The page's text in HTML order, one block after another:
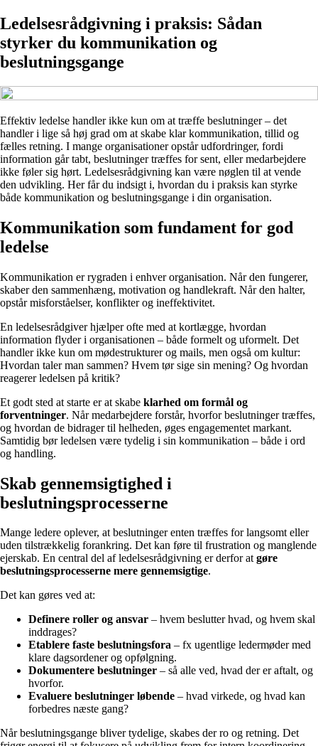
Ledelsesrådgivning i praksis: Sådan
styrker du kommunikation og
beslutningsgange
Effektiv ledelse handler ikke kun om at træffe beslutninger – det
handler i lige så høj grad om at skabe klar kommunikation, tillid og
fælles retning. I mange organisationer opstår udfordringer, fordi
information går tabt, beslutninger træffes for sent, eller medarbejdere
ikke føler sig hørt. Ledelsesrådgivning kan være nøglen til at vende
den udvikling. Her får du indsigt i, hvordan du i praksis kan styrke
både kommunikation og beslutningsgange i din organisation.
Kommunikation som fundament for god
ledelse
Kommunikation er rygraden i enhver organisation. Når den fungerer,
skaber den sammenhæng, motivation og handlekraft. Når den halter,
opstår misforståelser, konflikter og ineffektivitet.
En ledelsesrådgiver hjælper ofte med at kortlægge, hvordan
information flyder i organisationen – både formelt og uformelt. Det
handler ikke kun om mødestrukturer og mails, men også om kultur:
Hvordan taler man sammen? Hvem tør sige sin mening? Og hvordan
reagerer ledelsen på kritik?
Et godt sted at starte er at skabe klarhed om formål og
forventninger. Når medarbejdere forstår, hvorfor beslutninger træffes,
og hvordan de bidrager til helheden, øges engagementet markant.
Samtidig bør ledelsen være tydelig i sin kommunikation – både i ord
og handling.
Skab gennemsigtighed i
beslutningsprocesserne
Mange ledere oplever, at beslutninger enten træffes for langsomt eller
uden tilstrækkelig forankring. Det kan føre til frustration og manglende
ejerskab. En central del af ledelsesrådgivning er derfor atgøre
beslutningsprocesserne mere gennemsigtige.
Det kan gøres ved at:
Definere roller og ansvar – hvem beslutter hvad, og hvem skal
inddrages?
Etablere faste beslutningsfora – fx ugentlige ledermøder med
klare dagsordener og opfølgning.
Dokumentere beslutninger – så alle ved, hvad der er aftalt, og
hvorfor.
Evaluere beslutninger løbende – hvad virkede, og hvad kan
forbedres næste gang?
Når beslutningsgange bliver tydelige, skabes der ro og retning. Det